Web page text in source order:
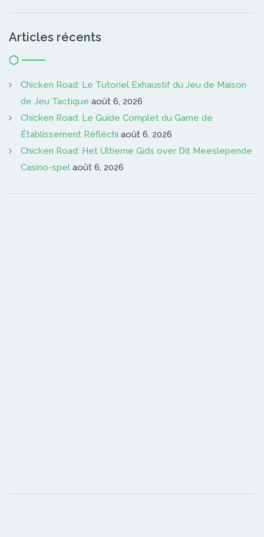
Articles récents
Chicken Road: Le Tutoriel Exhaustif du Jeu de Maison
de Jeu Tactique août 6, 2026
Chicken Road: Le Guide Complet du Game de
Établissement Réfléchi août 6, 2026
Chicken Road: Het Ultieme Gids over Dit Meeslepende
Casino-spel août 6, 2026